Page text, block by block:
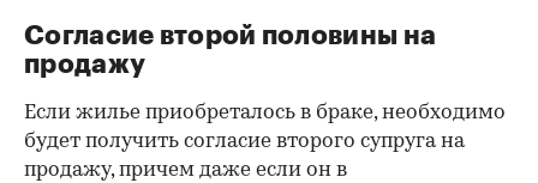
Согласие второй половины на
продажу
Если жилье приобреталось в браке, необходимо
будет получить согласие второго супруга на
продажу, причем даже если он в